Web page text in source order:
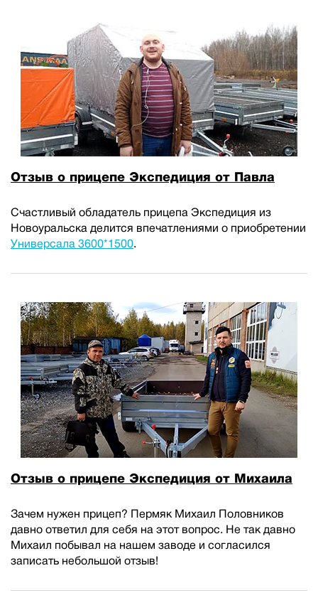
Отзыв о прицепе Экспедиция от Павла
Счастливый обладатель прицепа Экспедиция из
Новоуральска делится впечатлениями о приобретении
Универсала 3600*1500.
Отзыв о прицепе Экспедиция от Михаила
Зачем нужен прицеп? Пермяк Михаил Половников
давно ответил для себя на этот вопрос. Не так давно
Михаил побывал на нашем заводе и согласился
записать небольшой отзыв!